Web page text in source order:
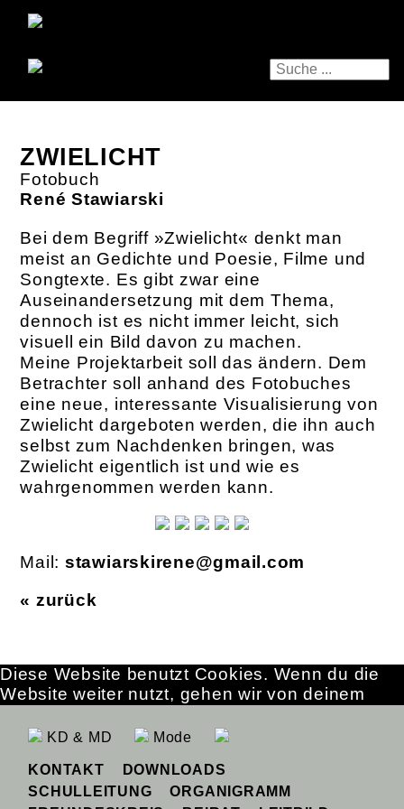
ZWIELICHT
Fotobuch
René Stawiarski
Bei dem Begriff »Zwielicht« denkt man
meist an Gedichte und Poesie, Filme und
Songtexte. Es gibt zwar eine
Auseinandersetzung mit dem Thema,
dennoch ist es nicht immer leicht, sich
visuell ein Bild davon zu machen.
Meine Projektarbeit soll das ändern. Dem
Betrachter soll anhand des Fotobuches
eine neue, interessante Visualisierung von
Zwielicht dargeboten werden, die ihn auch
selbst zum Nachdenken bringen, was
Zwielicht eigentlich ist und wie es
wahrgenommen werden kann.
Mail: stawiarskirene@gmail.com
« zurück
KD & MD Mode
KONTAKT
DOWNLOADS
SCHULLEITUNG
ORGANIGRAMM
Diese Website benutzt Cookies. Wenn du die
Website weiter nutzt, gehen wir von deinem